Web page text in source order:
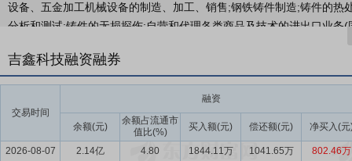
设备、五金加工机械设备的制造、加工、销售;钢铁铸件制造;铸件的
分析和测试;铸件的无损探伤;自营和代理各类商品及技术的进出口业
针，严格执行产品的过程控制和质量追溯，通过了中国船级社
理）三大体系认证。
要点4：风电场运营业务
公司目前已建成并投产运营的宏润发电盐
吉鑫科技融资融券
交易时间
融资
余额(元)
余额占流通市
值比(%)
买入额(元) 偿还额(元) 净买入(元
2026-08-07 2.14亿 4.80 1844.11万 1041.65万
802.46万